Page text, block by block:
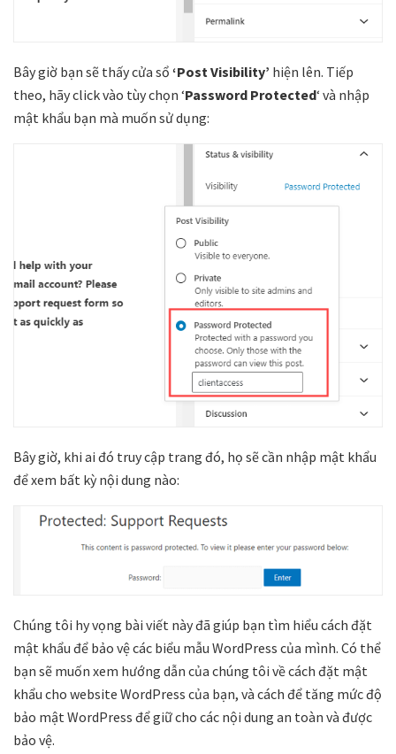
Bây giờ bạn sẽ thấy cửa sổ ‘Post Visibility’ hiện lên. Tiếp
theo, hãy click vào tùy chọn ‘Password Protected‘ và nhập
mật khẩu bạn mà muốn sử dụng:
Bây giờ, khi ai đó truy cập trang đó, họ sẽ cần nhập mật khẩu
để xem bất kỳ nội dung nào:
Chúng tôi hy vọng bài viết này đã giúp bạn tìm hiểu cách đặt
mật khẩu để bảo vệ các biểu mẫu WordPress của mình. Có thể
bạn sẽ muốn xem hướng dẫn của chúng tôi về cách đặt mật
khẩu cho website WordPress của bạn, và cách để tăng mức độ
bảo mật WordPress để giữ cho các nội dung an toàn và được
bảo vệ.